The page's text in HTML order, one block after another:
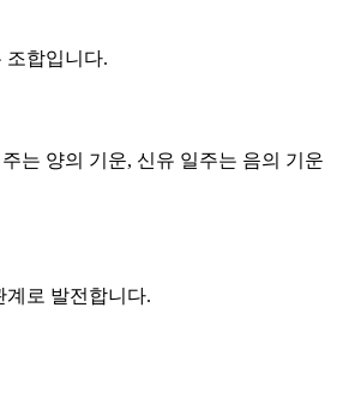
조합입니다.
는 양의 기운, 신유 일주는 음의 기운
계로 발전합니다.